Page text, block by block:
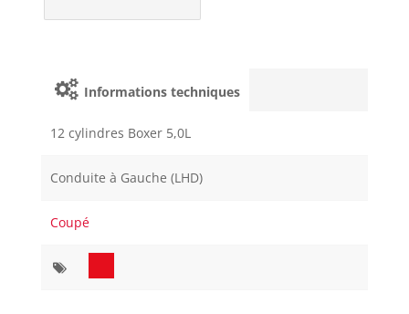
Informations techniques
12 cylindres Boxer 5,0L
Conduite à Gauche (LHD)
Coupé